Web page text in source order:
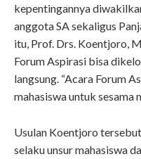
kepentingannya
anggota SA sekaligus
itu, Prof. Drs. Koentjoro,
Forum Aspirasi bisa
langsung. “Acara Forum
mahasiswa untuk sesama
Usulan Koentjoro
selaku unsur mahasiswa